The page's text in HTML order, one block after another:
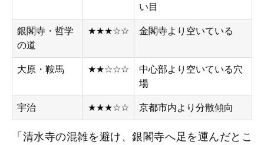
い目
銀閣寺・哲学
の道
★★★☆☆ 金閣寺より空いている
大原・鞍馬 ★★☆☆☆
中心部より空いている穴
場
宇治 ★★★☆☆ 京都市内より分散傾向
「清水寺の混雑を避け、銀閣寺へ足を運んだとこ